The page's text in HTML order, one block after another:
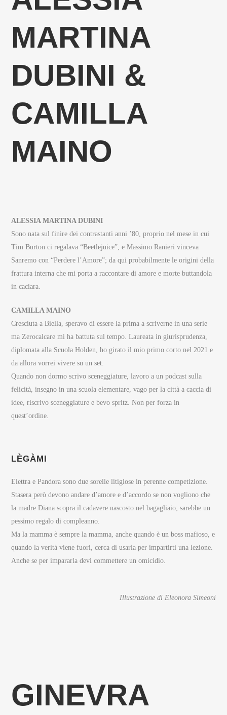
MARTINA
DUBINI &
CAMILLA
MAINO
ALESSIA MARTINA DUBINI
Sono nata sul finire dei contrastanti anni ’80, proprio nel mese in cui
Tim Burton ci regalava “Beetlejuice”, e Massimo Ranieri vinceva
Sanremo con “Perdere l’Amore”; da qui probabilmente le origini della
frattura interna che mi porta a raccontare di amore e morte buttandola
in caciara.
CAMILLA MAINO
Cresciuta a Biella, speravo di essere la prima a scriverne in una serie
ma Zerocalcare mi ha battuta sul tempo. Laureata in giurisprudenza,
diplomata alla Scuola Holden, ho girato il mio primo corto nel 2021 e
da allora vorrei vivere su un set.
Quando non dormo scrivo sceneggiature, lavoro a un podcast sulla
felicità, insegno in una scuola elementare, vago per la città a caccia di
idee, riscrivo sceneggiature e bevo spritz. Non per forza in
quest’ordine.
LÈGÀMI
Elettra e Pandora sono due sorelle litigiose in perenne competizione.
Stasera però devono andare d’amore e d’accordo se non vogliono che
la madre Diana scopra il cadavere nascosto nel bagagliaio; sarebbe un
pessimo regalo di compleanno.
Ma la mamma è sempre la mamma, anche quando è un boss mafioso, e
quando la verità viene fuori, cerca di usarla per impartirti una lezione.
Anche se per impararla devi commettere un omicidio.
Illustrazione di Eleonora Simeoni
GINEVRA